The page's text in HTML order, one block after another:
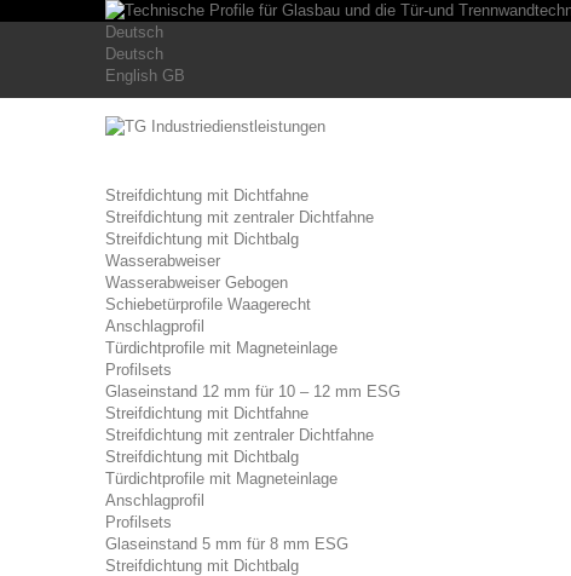
Deutsch
Deutsch
English GB
Streifdichtung mit Dichtfahne
Streifdichtung mit zentraler Dichtfahne
Streifdichtung mit Dichtbalg
Wasserabweiser
Wasserabweiser Gebogen
Schiebetürprofile Waagerecht
Anschlagprofil
Türdichtprofile mit Magneteinlage
Profilsets
Glaseinstand 12 mm für 10 – 12 mm ESG
Streifdichtung mit Dichtfahne
Streifdichtung mit zentraler Dichtfahne
Streifdichtung mit Dichtbalg
Türdichtprofile mit Magneteinlage
Anschlagprofil
Profilsets
Glaseinstand 5 mm für 8 mm ESG
Streifdichtung mit Dichtbalg